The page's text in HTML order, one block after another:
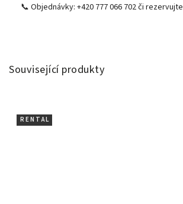
📞 Objednávky: +420 777 066 702 či rezervujte
Související produkty
R E N T A L